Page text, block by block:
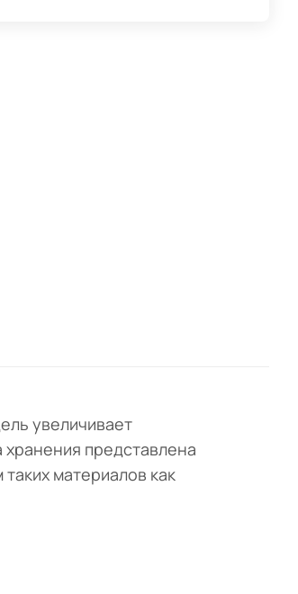
увеличивает
представлена
материалов как